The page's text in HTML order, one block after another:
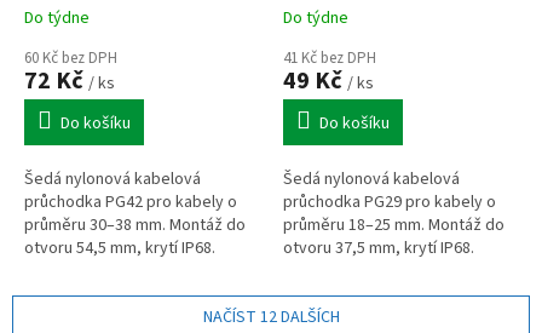
mm) šedá
Do týdne
60 Kč bez DPH
72 Kč / ks
Do košíku
Šedá nylonová kabelová
průchodka PG42 pro kabely o
průměru 30–38 mm. Montáž do
otvoru 54,5 mm, krytí IP68.
rozvaděčové skříně.
mm) šedá
Do týdne
41 Kč bez DPH
49 Kč / ks
Do košíku
Šedá nylonová kabelová
průchodka PG29 pro kabely o
průměru 18–25 mm. Montáž do
otvoru 37,5 mm, krytí IP68.
rozvaděčové skříně.
NAČÍST 12 DALŠÍCH